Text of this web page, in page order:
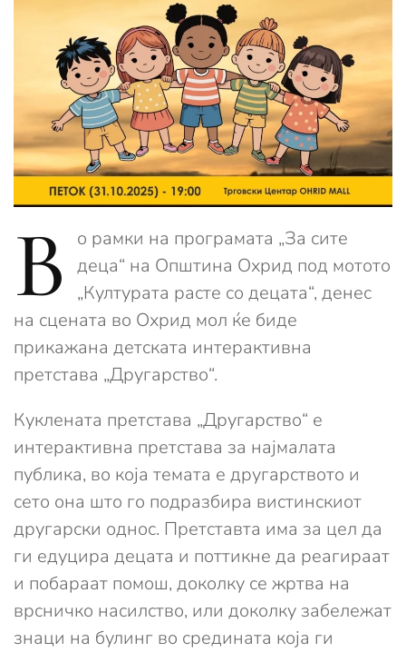
В
о рамки на програмата „За сите
деца“ на Општина Охрид под мотото
„Културата расте со децата“, денес
на сцената во Охрид мол ќе биде
прикажана детската интерактивна
претстава „Другарство“.
Куклената претстава „Другарство“ е
интерактивна претстава за најмалата
публика, во која темата е другарството и
сето она што го подразбира вистинскиот
другарски однос. Претставта има за цел да
ги едуцира децата и поттикне да реагираат
и побараат помош, доколку се жртва на
врсничко насилство, или доколку забележат
знаци на булинг во средината која ги